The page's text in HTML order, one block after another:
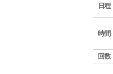
日程
時間
回数